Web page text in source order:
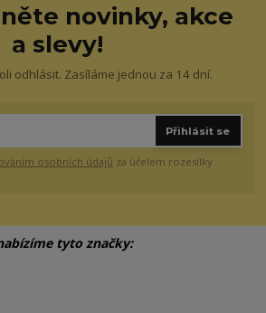
novinky, akce
a slevy!
odhlásit. Zasíláme jednou za 14 dní.
Přihlásit se
osobních údajů za účelem rozesílky
tyto značky: